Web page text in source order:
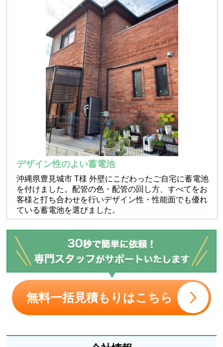
デザイン性のよい蓄電池
沖縄県豊見城市 T様 外壁にこだわったご自宅に蓄電池
を付けました。配管の色・配管の回し方、すべてをお
客様と打ち合わせを行いデザイン性・性能面でも優れ
ている蓄電池を選びました。
無料一括見積もりはこちら